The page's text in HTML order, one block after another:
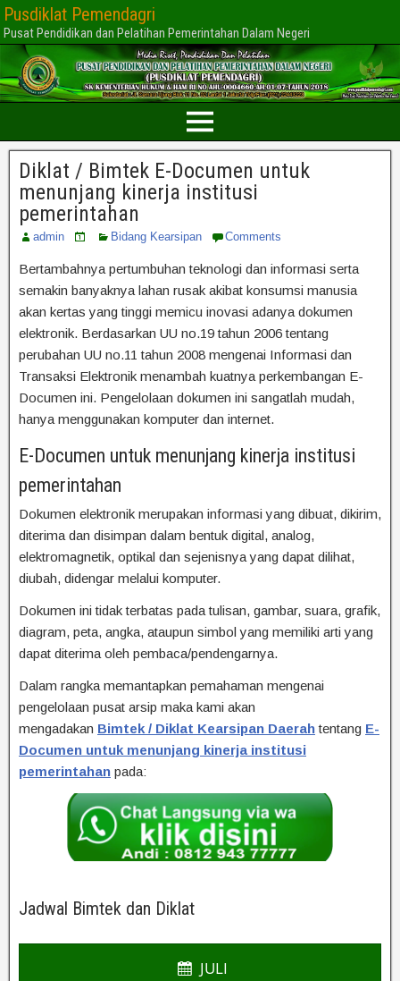
Pusdiklat Pemendagri
Pusat Pendidikan dan Pelatihan Pemerintahan Dalam Negeri
Diklat / Bimtek E-Documen untuk
menunjang kinerja institusi
pemerintahan
admin Bidang Kearsipan Comments
Bertambahnya pertumbuhan teknologi dan informasi serta
semakin banyaknya lahan rusak akibat konsumsi manusia
akan kertas yang tinggi memicu inovasi adanya dokumen
elektronik. Berdasarkan UU no.19 tahun 2006 tentang
perubahan UU no.11 tahun 2008 mengenai Informasi dan
Transaksi Elektronik menambah kuatnya perkembangan E-
Documen ini. Pengelolaan dokumen ini sangatlah mudah,
hanya menggunakan komputer dan internet.
E-Documen untuk menunjang kinerja institusi
pemerintahan
Dokumen elektronik merupakan informasi yang dibuat, dikirim,
diterima dan disimpan dalam bentuk digital, analog,
elektromagnetik, optikal dan sejenisnya yang dapat dilihat,
diubah, didengar melalui komputer.
Dokumen ini tidak terbatas pada tulisan, gambar, suara, grafik,
diagram, peta, angka, ataupun simbol yang memiliki arti yang
dapat diterima oleh pembaca/pendengarnya.
Dalam rangka memantapkan pemahaman mengenai
pengelolaan pusat arsip maka kami akan
mengadakan Bimtek / Diklat Kearsipan Daerah tentang E-
Documen untuk menunjang kinerja institusi
pemerintahan pada:
Jadwal Bimtek dan Diklat
JULI